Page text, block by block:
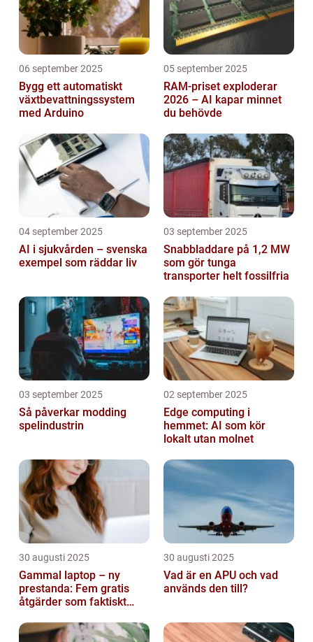
06 september 2025
Bygg ett automatiskt
växtbevattningssystem
med Arduino
05 september 2025
RAM-priset exploderar
2026 – AI kapar minnet
du behövde
04 september 2025
AI i sjukvården – svenska
exempel som räddar liv
03 september 2025
Snabbladdare på 1,2 MW
som gör tunga
transporter helt fossilfria
03 september 2025
Så påverkar modding
spelindustrin
02 september 2025
Edge computing i
hemmet: AI som kör
lokalt utan molnet
30 augusti 2025
Gammal laptop – ny
prestanda: Fem gratis
åtgärder som faktiskt
30 augusti 2025
Vad är en APU och vad
används den till?